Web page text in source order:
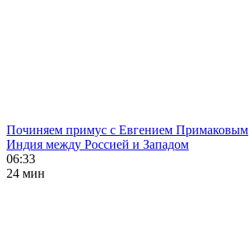
Починяем примус с Евгением Примаковым
Индия между Россией и Западом
06:33
24 мин